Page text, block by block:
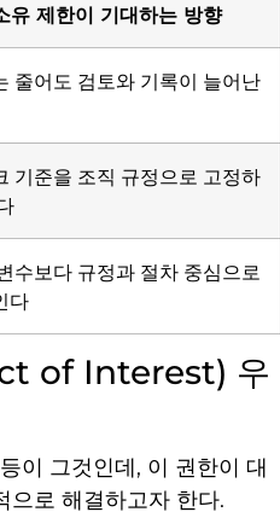
유 제한이 기대하는 방향
줄어도 검토와 기록이 늘어난
기준을 조직 규정으로 고정하
수보다 규정과 절차 중심으로
다
of Interest) 우
이 그것인데, 이 권한이 대
으로 해결하고자 한다.